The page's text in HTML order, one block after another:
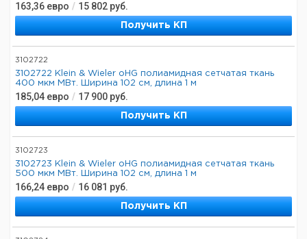
163,36 евро / 15 802 руб.
Получить КП
3102722
3102722 Klein & Wieler oHG полиамидная сетчатая ткань
400 мкм МВт. Ширина 102 см, длина 1 м
185,04 евро / 17 900 руб.
Получить КП
3102723
3102723 Klein & Wieler oHG полиамидная сетчатая ткань
500 мкм МВт. Ширина 102 см, длина 1 м
166,24 евро / 16 081 руб.
Получить КП